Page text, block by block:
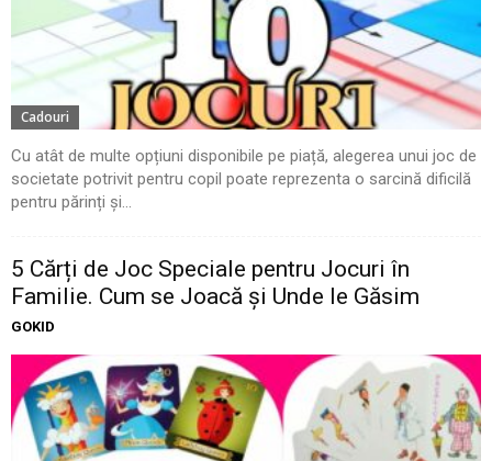
Cadouri
Cu atât de multe opțiuni disponibile pe piață, alegerea unui joc de
societate potrivit pentru copil poate reprezenta o sarcină dificilă
pentru părinți și...
5 Cărți de Joc Speciale pentru Jocuri în
Familie. Cum se Joacă și Unde le Găsim
GOKID